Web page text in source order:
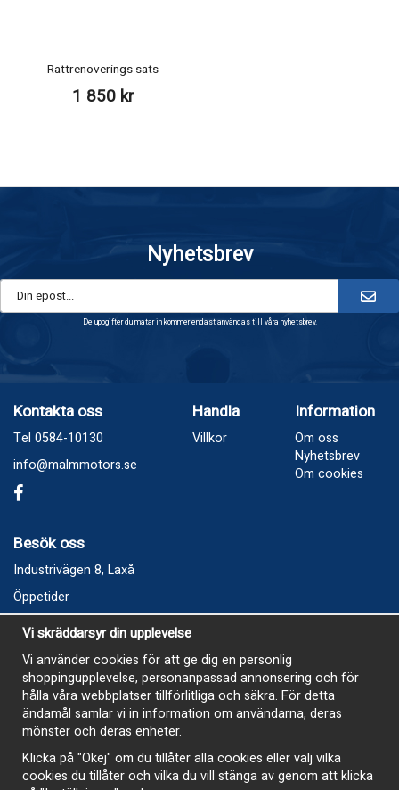
Rattrenoverings sats
1 850 kr
Nyhetsbrev
De uppgifter du matar in kommer endast användas till våra nyhetsbrev.
Kontakta oss
Tel 0584-10130
info@malmmotors.se
Handla
Villkor
Information
Om oss
Nyhetsbrev
Om cookies
Besök oss
Industrivägen 8, Laxå
Öppetider
Vecka 32
Måndag kl 9-12, kl 13 - 15
Onsdag kl 9-12, kl 13 - 15
Tisdag, Tordag och Fredag stängt
E-Handelsbutiken är öppen och paket skickas hela
sommaren
Vi skräddarsyr din upplevelse
Vi använder cookies för att ge dig en personlig
shoppingupplevelse, personanpassad annonsering och för
hålla våra webbplatser tillförlitliga och säkra. För detta
ändamål samlar vi in information om användarna, deras
mönster och deras enheter.
Klicka på "Okej" om du tillåter alla cookies eller välj vilka
cookies du tillåter och vilka du vill stänga av genom att klicka